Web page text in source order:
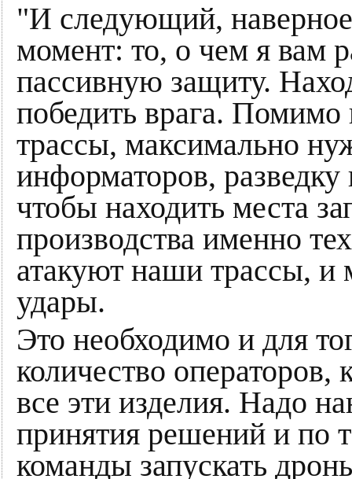
"И следующий,
момент: то, о чем я вам
пассивную защиту.
победить врага.
трассы, максимально
информаторов,
чтобы находить места
производства именно
атакуют наши трассы, и
удары.
Это необходимо и для
количество операторов,
все эти изделия. Надо
принятия решений и по
команды запускать